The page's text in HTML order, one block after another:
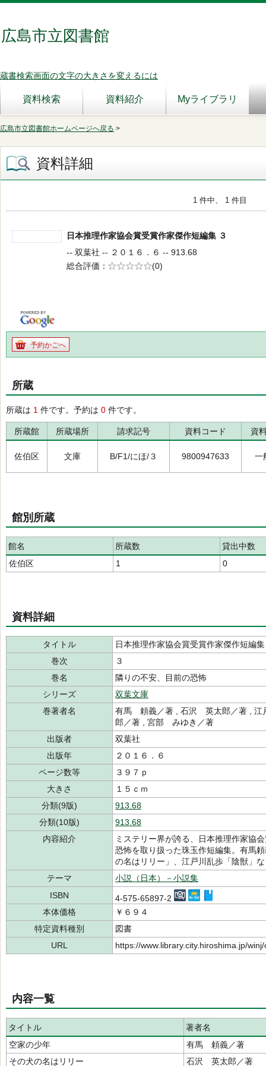
広島市立図書館
蔵書検索画面の文字の大きさを変えるには
資料検索 資料紹介 Myライブラリ
広島市立図書館ホームページへ戻る >
資料詳細
1 件中、 1 件目
日本推理作家協会賞受賞作家傑作短編集 ３
-- 双葉社 -- ２０１６．６ -- 913.68
総合評価
5段階評価
(0)
予約かごへ
所蔵
所蔵は 1 件です。予約は 0 件です。
所蔵館 所蔵場所 請求記号 資料コード 資
佐伯区 文庫 B/F1/にほ/３ 9800947633 一
館別所蔵
館名 所蔵数
貸出中数
佐伯区
1 0
資料詳細
タイトル
日本推理作家協会賞受賞作家傑作短編集
巻次
３
巻名
隣りの不安、目前の恐怖
シリーズ
双葉文庫
巻著者名
有馬 頼義／著 , 石沢 英太郎／著 ,
郎／著 , 宮部 みゆき／著
出版者
双葉社
出版年
２０１６．６
ページ数等
３９７ｐ
大きさ
１５ｃｍ
分類(9版)
913.68
分類(10版)
913.68
内容紹介
ミステリー界が誇る、日本推理作家協
恐怖を取り扱った珠玉作短編集。有馬
の名はリリー」、江戸川乱歩「陰獣」
テーマ
小説（日本）－小説集
ISBN
4-575-65897-2
本体価格
￥６９４
特定資料種別
図書
URL
https://www.library.city.hiroshima.jp/
内容一覧
タイトル
著者名
空家の少年
有馬 頼義／著
その犬の名はリリー
石沢 英太郎／著